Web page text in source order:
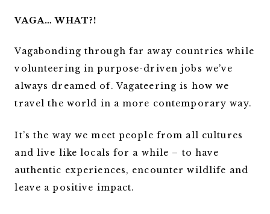
VAGA… WHAT?!
Vagabonding through far away countries while
volunteering in purpose-driven jobs we’ve
always dreamed of. Vagateering is how we
travel the world in a more contemporary way.
It’s the way we meet people from all cultures
and live like locals for a while – to have
authentic experiences, encounter wildlife and
leave a positive impact.